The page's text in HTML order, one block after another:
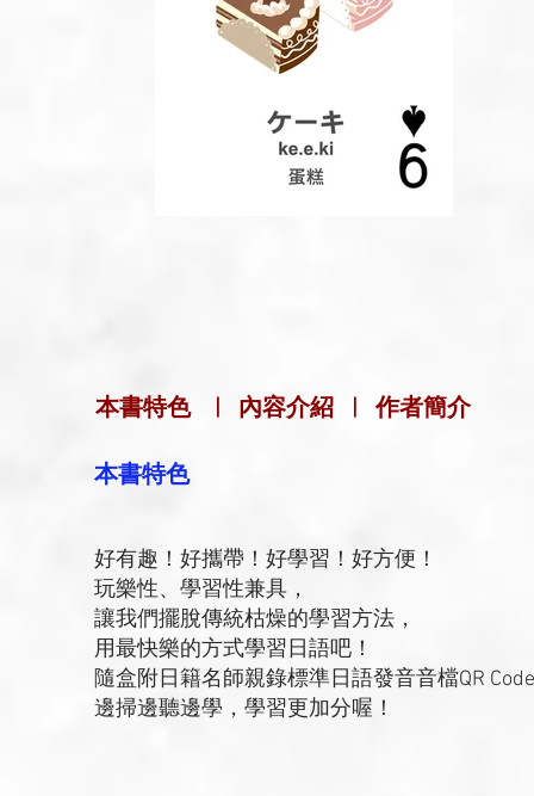
本書特色 | 內容介紹 | 作者簡介
本書特色
好有趣！好攜帶！好學習！好方便！
玩樂性、學習性兼具，
讓我們擺脫傳統枯燥的學習方法，
用最快樂的方式學習日語吧！
隨盒附日籍名師親錄標準日語發音音檔QR
邊掃邊聽邊學，學習更加分喔！